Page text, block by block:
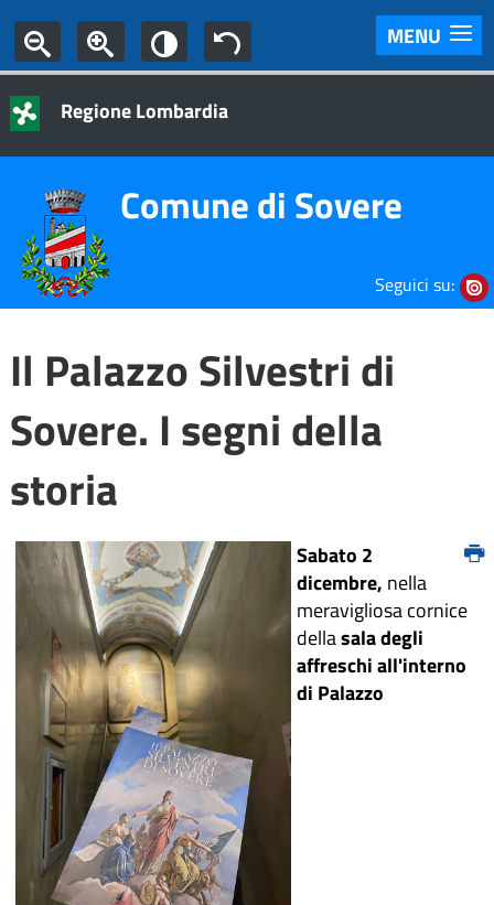
MENU
Regione Lombardia
Comune di Sovere
Seguici su:
Il Palazzo Silvestri di
Sovere. I segni della
storia
Sabato 2
dicembre, nella
meravigliosa cornice
dellasala degli
affreschi all'interno
di Palazzo